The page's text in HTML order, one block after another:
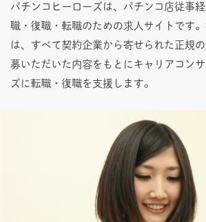
パチンコヒーローズは、パチンコ店従事
職・復職・転職のための求人サイトです
は、すべて契約企業から寄せられた正規
募いただいた内容をもとにキャリアコン
ズに転職・復職を支援します。